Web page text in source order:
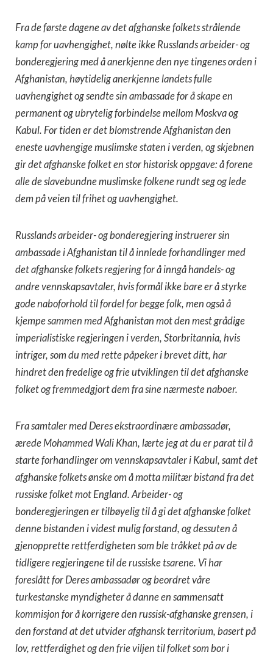
Fra de første dagene av det afghanske folkets strålende
kamp for uavhengighet, nølte ikke Russlands arbeider- og
bonderegjering med å anerkjenne den nye tingenes orden i
Afghanistan, høytidelig anerkjenne landets fulle
uavhengighet og sendte sin ambassade for å skape en
permanent og ubrytelig forbindelse mellom Moskva og
Kabul. For tiden er det blomstrende Afghanistan den
eneste uavhengige muslimske staten i verden, og skjebnen
gir det afghanske folket en stor historisk oppgave: å forene
alle de slavebundne muslimske folkene rundt seg og lede
dem på veien til frihet og uavhengighet.
Russlands arbeider- og bonderegjering instruerer sin
ambassade i Afghanistan til å innlede forhandlinger med
det afghanske folkets regjering for å inngå handels- og
andre vennskapsavtaler, hvis formål ikke bare er å styrke
gode naboforhold til fordel for begge folk, men også å
kjempe sammen med Afghanistan mot den mest grådige
imperialistiske regjeringen i verden, Storbritannia, hvis
intriger, som du med rette påpeker i brevet ditt, har
hindret den fredelige og frie utviklingen til det afghanske
folket og fremmedgjort dem fra sine nærmeste naboer.
Fra samtaler med Deres ekstraordinære ambassadør,
ærede Mohammed Wali Khan, lærte jeg at du er parat til å
starte forhandlinger om vennskapsavtaler i Kabul, samt det
afghanske folkets ønske om å motta militær bistand fra det
russiske folket mot England. Arbeider- og
bonderegjeringen er tilbøyelig til å gi det afghanske folket
denne bistanden i videst mulig forstand, og dessuten å
gjenopprette rettferdigheten som ble tråkket på av de
tidligere regjeringene til de russiske tsarene. Vi har
foreslått for Deres ambassadør og beordret våre
turkestanske myndigheter å danne en sammensatt
kommisjon for å korrigere den russisk-afghanske grensen, i
den forstand at det utvider afghansk territorium, basert på
lov, rettferdighet og den frie viljen til folket som bor i